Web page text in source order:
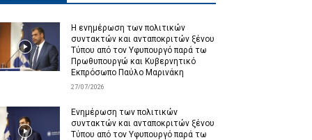
Η ενημέρωση των πολιτικών
συντακτών και ανταποκριτών ξένου
Τύπου από τον Υφυπουργό παρά τω
Πρωθυπουργώ και Κυβερνητικό
Εκπρόσωπο Παύλο Μαρινάκη
27/07/2026
Ενημέρωση των πολιτικών
συντακτών και ανταποκριτών ξένου
Τύπου από τον Υφυπουργό παρά τω